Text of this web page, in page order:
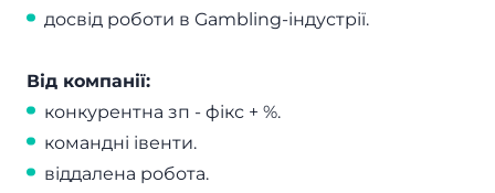
досвід роботи в Gambling-індустрії.
Від компанії:
конкурентна зп - фікс + %.
командні івенти.
віддалена робота.